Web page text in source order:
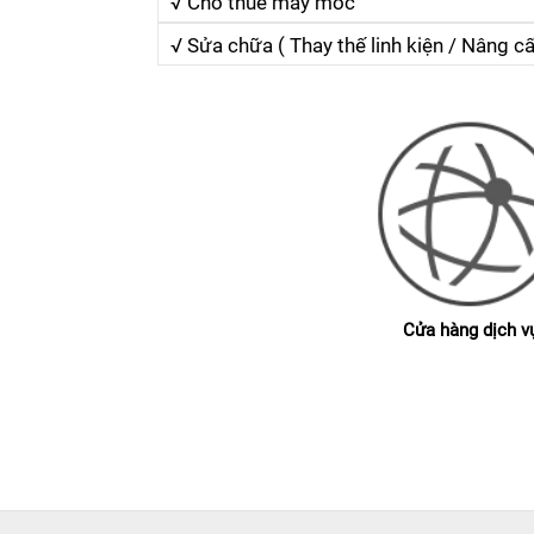
√ Sửa chữa ( Thay thế linh kiện / Nâng
Cửa hàng dịch